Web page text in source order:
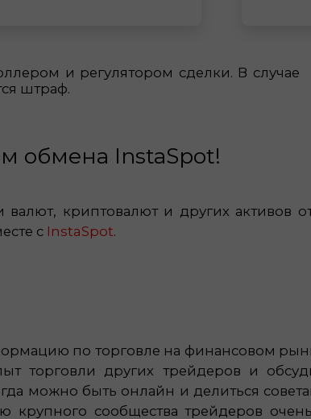
и регулятором сделки. В случае
штраф.
обмена InstaSpot!
криптовалют и других активов
с InstaSpot.
по торговле на финансовом
торговли других трейдеров и
можно быть онлайн и делиться
крупного сообщества трейдеров